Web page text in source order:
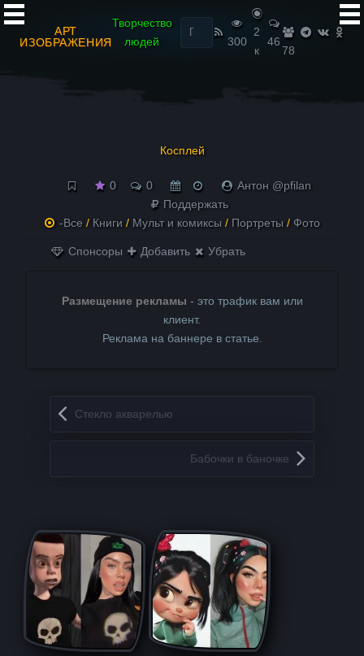
АРТ
ИЗОБРАЖЕНИЯ
Творчество
людей
Найти:
300
2
к
46
78
Косплей
0 0
Антон @pfilan
Поддержать
-Все / Книги / Мульт и комиксы / Портреты / Фото
Спонсоры Добавить Убрать
Размещение рекламы - это трафик вам или
клиент.
Реклама на баннере в статье.
Запись навигация
Стеклo акварелью
Бабочки в баночке